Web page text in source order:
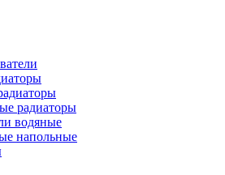
радиаторы
водяные
напольные